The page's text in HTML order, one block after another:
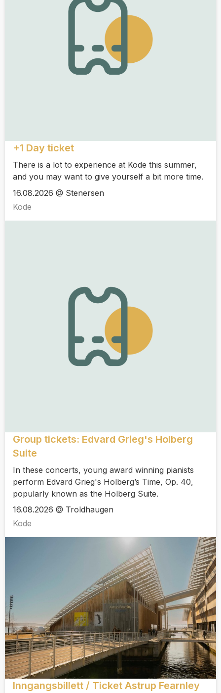
+1 Day ticket
There is a lot to experience at Kode this summer,
and you may want to give yourself a bit more time.
16.08.2026 @ Stenersen
Kode
Group tickets: Edvard Grieg's Holberg
Suite
In these concerts, young award winning pianists
perform Edvard Grieg's Holberg’s Time, Op. 40,
popularly known as the Holberg Suite.
16.08.2026 @ Troldhaugen
Kode
Inngangsbillett / Ticket Astrup Fearnley